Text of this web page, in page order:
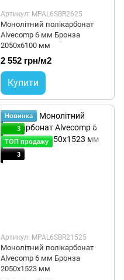
Артикул: MPAL6SBR2625
Монолітний полікарбонат
Alvecomp 6 мм Бронза
2050х6100 мм
2 552 грн/м2
Купити
Новинка
3
ТОП продажу
3
Артикул: MPAL6SBR21525
Монолітний полікарбонат
Alvecomp 6 мм Бронза
2050x1523 мм